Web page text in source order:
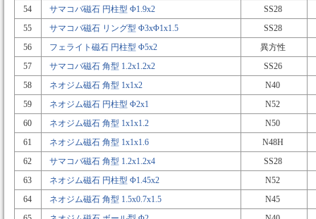
54
サマコバ磁石 円柱型 Φ1.9x2
SS28
55
サマコバ磁石 リング型 Φ3xΦ1x1.5
SS28
56
フェライト磁石 円柱型 Φ5x2
異方性
57
サマコバ磁石 角型 1.2x1.2x2
SS26
58
ネオジム磁石 角型 1x1x2
N40
59
ネオジム磁石 円柱型 Φ2x1
N52
60
ネオジム磁石 角型 1x1x1.2
N50
61
ネオジム磁石 角型 1x1x1.6
N48H
62
サマコバ磁石 角型 1.2x1.2x4
SS28
63
ネオジム磁石 円柱型 Φ1.45x2
N52
64
ネオジム磁石 角型 1.5x0.7x1.5
N45